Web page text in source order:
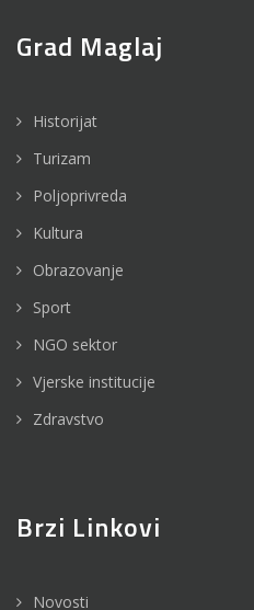
Grad Maglaj
Historijat
Turizam
Poljoprivreda
Kultura
Obrazovanje
Sport
NGO sektor
Vjerske institucije
Zdravstvo
Brzi Linkovi
Novosti